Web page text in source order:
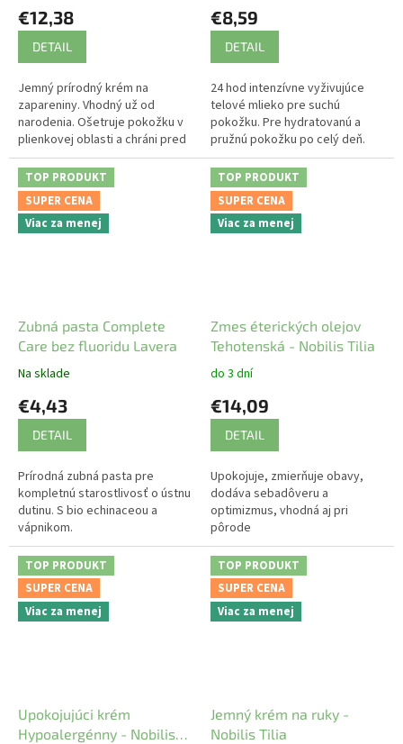
€12,38
DETAIL
Jemný prírodný krém na
zapareniny. Vhodný už od
narodenia. Ošetruje pokožku v
plienkovej oblasti a chráni pred
vlhkosťou.
€8,59
DETAIL
24 hod intenzívne vyživujúce
telové mlieko pre suchú
pokožku. Pre hydratovanú a
pružnú pokožku po celý deň.
TOP PRODUKT
SUPER CENA
Viac za menej
Zubná pasta Complete
Care bez fluoridu Lavera
Na sklade
€4,43
DETAIL
Prírodná zubná pasta pre
kompletnú starostlivosť o ústnu
dutinu. S bio echinaceou a
vápnikom.
TOP PRODUKT
SUPER CENA
Viac za menej
Zmes éterických olejov
Tehotenská - Nobilis Tilia
do 3 dní
€14,09
DETAIL
Upokojuje, zmierňuje obavy,
dodáva sebadôveru a
optimizmus, vhodná aj pri
pôrode
TOP PRODUKT
SUPER CENA
Viac za menej
Upokojujúci krém
Hypoalergénny - Nobilis
TOP PRODUKT
SUPER CENA
Viac za menej
Jemný krém na ruky -
Nobilis Tilia